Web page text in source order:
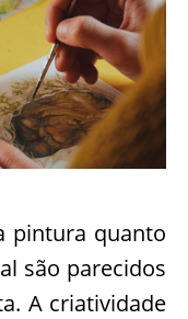
pintura quanto
são parecidos
A criatividade